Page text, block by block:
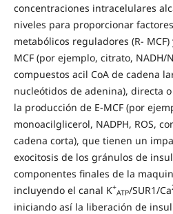
concentraciones intracelulares
niveles para proporcionar
metabólicos reguladores (R- MCF)
MCF (por ejemplo, citrato, NADH/
compuestos acil CoA de cadena
nucleótidos de adenina), directa
la producción de E-MCF (por
monoacilglicerol, NADPH, ROS,
cadena corta), que tienen un
exocitosis de los gránulos de
componentes finales de la
incluyendo el canal K+
ATP/SUR1/Ca
iniciando así la liberación de